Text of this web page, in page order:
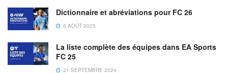
Dictionnaire et abréviations pour FC 26
6 AOÛT 2025
La liste complète des équipes dans EA Sports
FC 25
21 SEPTEMBRE 2024